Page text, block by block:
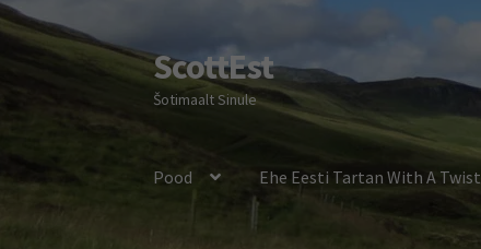
Liigu
navigeerimisele
Liigu
sisu
juurde
ScottEst
Šotimaalt Sinule
Pood Ehe Eesti Tartan With A Twist